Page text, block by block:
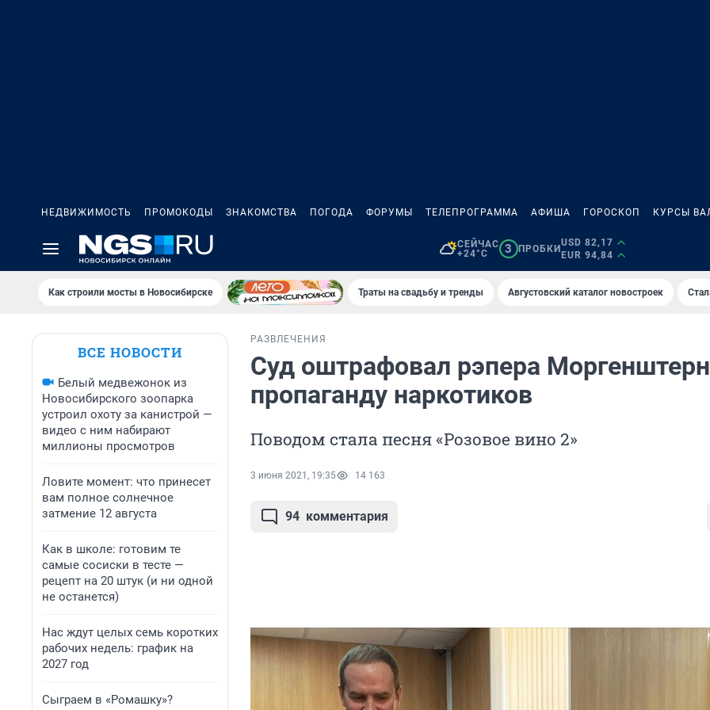
НЕДВИЖИМОСТЬ ПРОМОКОДЫ ЗНАКОМСТВА ПОГОДА ФОРУМЫ ТЕЛЕПРОГРАММА АФИША ГОРОСКОП КУРСЫ
СЕЙЧАС
+24°C
3 ПРОБКИ
USD 82,17
EUR 94,84
Как строили мосты в Новосибирске Траты на свадьбу и тренды Августовский каталог новостроек
ВСЕ НОВОСТИ
Белый медвежонок из
Новосибирского зоопарка
устроил охоту за канистрой —
видео с ним набирают
миллионы просмотров
Ловите момент: что принесет
вам полное солнечное
затмение 12 августа
Как в школе: готовим те
самые сосиски в тесте —
рецепт на 20 штук (и ни одной
не останется)
Нас ждут целых семь коротких
рабочих недель: график на
2027 год
Сыграем в «Ромашку»?
РАЗВЛЕЧЕНИЯ
Суд оштрафовал рэпера
пропаганду наркотиков
Поводом стала песня «Розовое вино 2»
3 июня 2021, 19:35 14 163
94 комментария